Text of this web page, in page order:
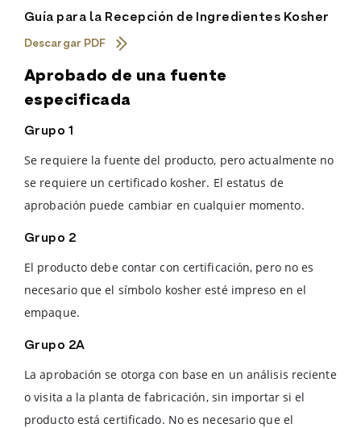
Guía para la Recepción de Ingredientes Kosher
Descargar PDF
Aprobado de una fuente
especificada
Grupo 1
Se requiere la fuente del producto, pero actualmente no
se requiere un certificado kosher. El estatus de
aprobación puede cambiar en cualquier momento.
Grupo 2
El producto debe contar con certificación, pero no es
necesario que el símbolo kosher esté impreso en el
empaque.
Grupo 2A
La aprobación se otorga con base en un análisis reciente
o visita a la planta de fabricación, sin importar si el
producto está certificado. No es necesario que el